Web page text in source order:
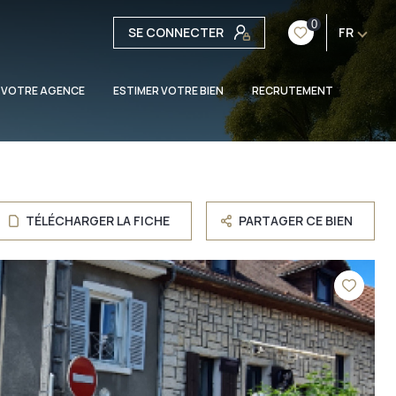
SE CONNECTER 0 FR
AGENCE ESTIMER VOTRE BIEN RECRUTEMENT
TÉLÉCHARGER LA FICHE PARTAGER CE BIEN